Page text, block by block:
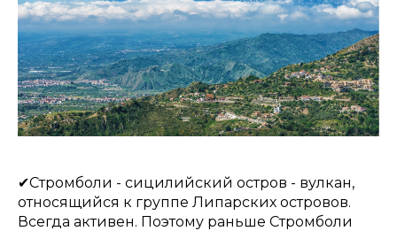
✔Стромболи - сицилийский остров - вулкан,
относящийся к группе Липарских островов.
Всегда активен. Поэтому раньше Стромболи